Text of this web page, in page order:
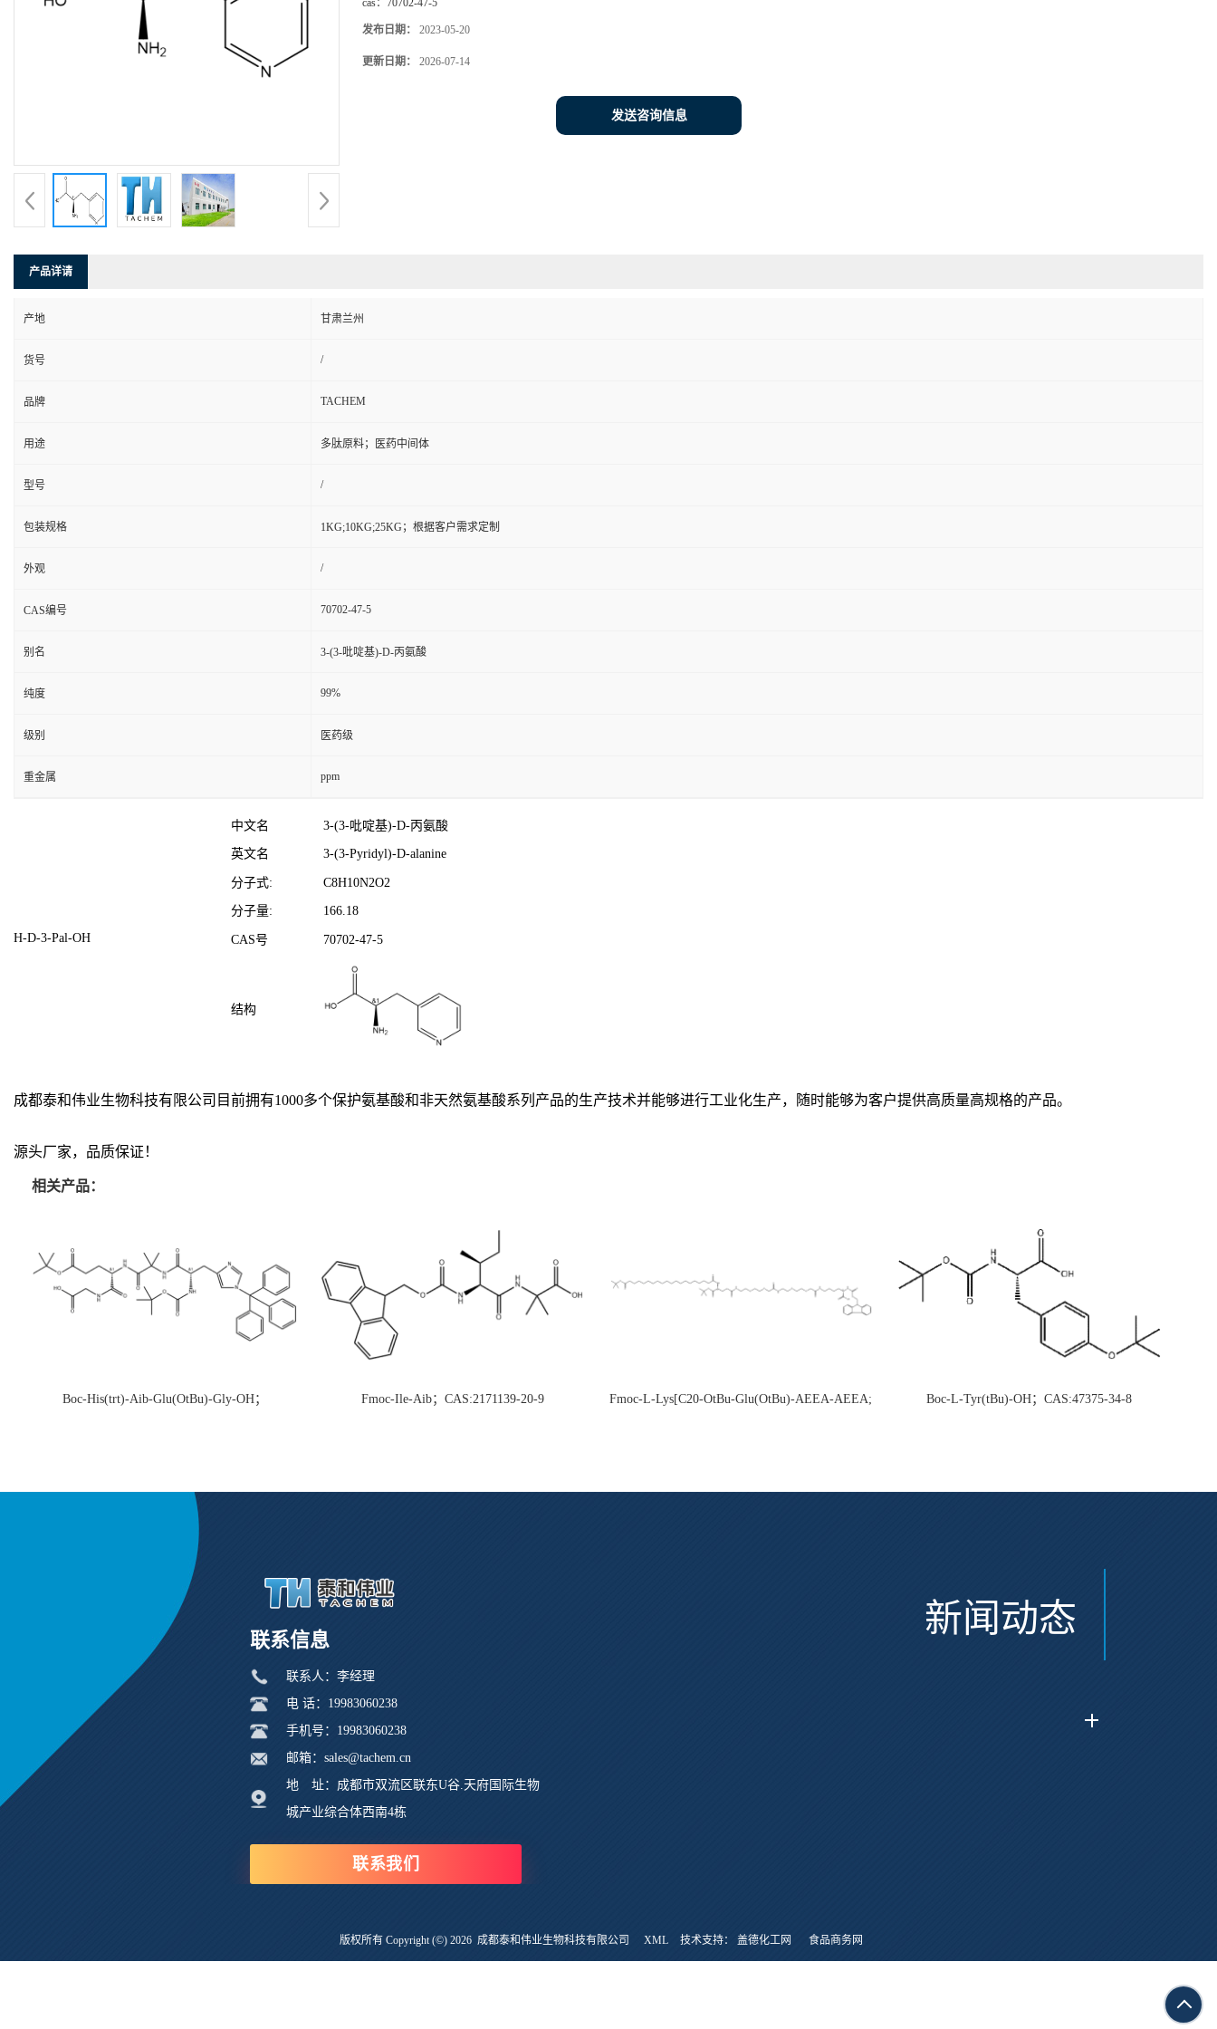
cas： 70702-47-5
发布日期： 2023-05-20
更新日期： 2026-07-14
发送咨询信息
产品详请
产地 甘肃兰州
货号 /
品牌 TACHEM
用途 多肽原料；医药中间体
型号 /
包装规格 1KG;10KG;25KG；根据客户需求定制
外观 /
CAS编号 70702-47-5
别名 3-(3-吡啶基)-D-丙氨酸
纯度 99%
级别 医药级
重金属 ppm
H-D-3-Pal-OH
中文名 3-(3-吡啶基)-D-丙氨酸
英文名 3-(3-Pyridyl)-D-alanine
分子式: C8H10N2O2
分子量: 166.18
CAS号 70702-47-5
结构
成都泰和伟业生物科技有限公司目前拥有1000多个保护氨基酸和非天然氨基酸系列产品的生产技术并能够进行工业化生产，随时能够为客户提供高质量高规格的产品。
源头厂家，品质保证！
相关产品：
Boc-His(trt)-Aib-Glu(OtBu)-Gly-OH；
Fmoc-Ile-Aib；CAS:2171139-20-9
Fmoc-L-Lys[C20-OtBu-Glu(OtBu)-AEEA-AEEA;
Boc-L-Tyr(tBu)-OH；CAS:47375-34-8
新闻动态
联系信息
联系人：李经理
电 话：19983060238
手机号：19983060238
邮箱：sales@tachem.cn
地 址：成都市双流区联东U谷.天府国际生物
城产业综合体西南4栋
联系我们
版权所有 Copyright (©) 2026 成都泰和伟业生物科技有限公司 XML 技术支持： 盖德化工网 食品商务网